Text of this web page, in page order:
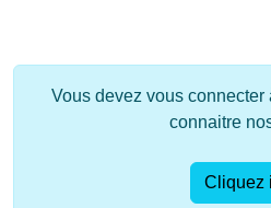
Vous devez vous connecter
connaitre
Cliquez